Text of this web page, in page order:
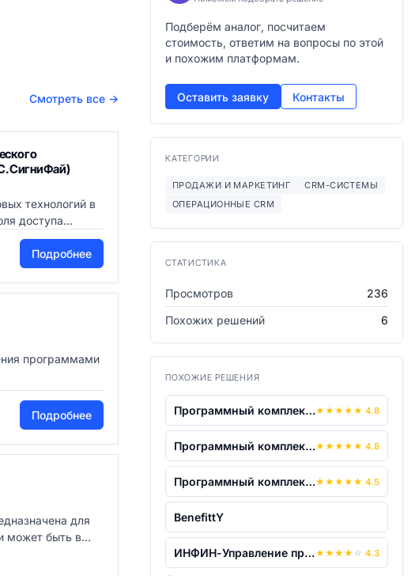
Смотреть все →
технологий в
доступа...
Подробнее
программами
Подробнее
для
может быть в...
Подберём аналог, посчитаем
стоимость, ответим на вопросы по этой
и похожим платформам.
Оставить заявку Контакты
КАТЕГОРИИ
ПРОДАЖИ И МАРКЕТИНГ
CRM-СИСТЕМЫ
ОПЕРАЦИОННЫЕ CRM
СТАТИСТИКА
Просмотров
236
Похожих решений
6
ПОХОЖИЕ РЕШЕНИЯ
Программный комплекс автоматического р...★ ★ ★ ★ ★ 4.8
Программный комплекс автоматического р...★ ★ ★ ★ ★ 4.8
Программный комплекс голосовой биометр...★ ★ ★ ★ ★ 4.5
BenefittY
ИНФИН-Управление предприятием★ ★ ★ ★ ☆ 4.3